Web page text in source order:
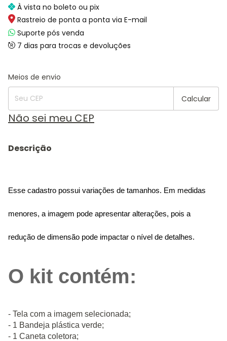
À vista no boleto ou pix
Rastreio de ponta a ponta via E-mail
Suporte pós venda
7 dias para trocas e devoluções
Entregas para o CEP:
Meios de envio
Calcular
Não sei meu CEP
Descrição
Esse cadastro possui variações de tamanhos. Em medidas
menores, a imagem pode apresentar alterações, pois a
redução de dimensão pode impactar o nível de detalhes.
O kit contém:
- Tela com a imagem selecionada;
- 1 Bandeja plástica verde;
- 1 Caneta coletora;